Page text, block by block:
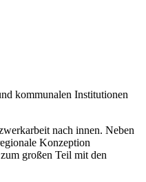
kommunalen Institutionen
nach innen. Neben
Konzeption
großen Teil mit den